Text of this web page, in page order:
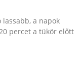
a napok
percet a tükör előtt